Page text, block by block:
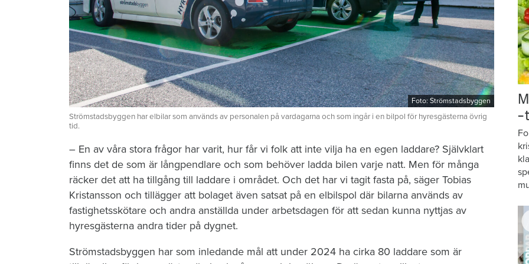
Foto: Strömstadsbyggen
Strömstadsbyggen har elbilar som används av personalen på vardagarna och som ingår i en bilpol för hyresgästerna övrig
tid.
– En av våra stora frågor har varit, hur får vi folk att inte vilja ha en egen laddare? Självklart
finns det de som är långpendlare och som behöver ladda bilen varje natt. Men för många
räcker det att ha tillgång till laddare i området. Och det har vi tagit fasta på, säger Tobias
Kristansson och tillägger att bolaget även satsat på en elbilspol där bilarna används av
fastighetsskötare och andra anställda under arbetsdagen för att sedan kunna nyttjas av
hyresgästerna andra tider på dygnet.
Strömstadsbyggen har som inledande mål att under 2024 ha cirka 80 laddare som är
–